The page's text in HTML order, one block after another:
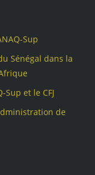
Sup
Sénégal dans la
et le CFJ
de